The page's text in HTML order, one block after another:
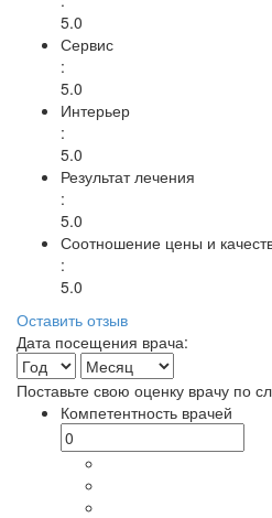
5.0
Сервис
:
5.0
Интерьер
:
5.0
Результат лечения
:
5.0
Соотношение цены и
:
5.0
Оставить отзыв
Дата посещения врача:
Поставьте свою оценку врачу по
Компетентность врачей